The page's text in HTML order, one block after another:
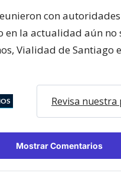
con
en la actualidad aún no
Vialidad de Santiago
Revisa nuestra
Mostrar Comentarios